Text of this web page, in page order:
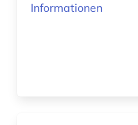
Informationen